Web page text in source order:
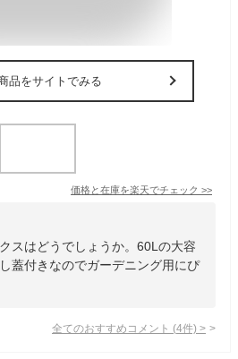
品をサイトでみる
価格と在庫を楽天でチェック >>
スはどうでしょうか。60Lの大容
蓋付きなのでガーデニング用にぴ
全てのおすすめコメント (4件) >